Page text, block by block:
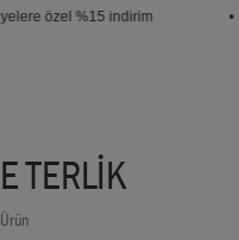
özel %15 indirim
TERLİK